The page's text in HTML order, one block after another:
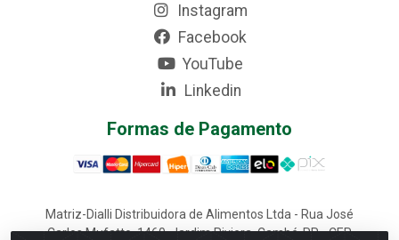
Instagram
Facebook
YouTube
Linkedin
Formas de Pagamento
Matriz-Dialli Distribuidora de Alimentos Ltda - Rua José
Carlos Mufatto, 1460, Jardim Riviera, Cambé-PR - CEP